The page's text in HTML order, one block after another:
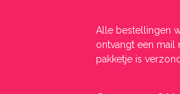
Alle bestellingen
ontvangt een
pakketje is